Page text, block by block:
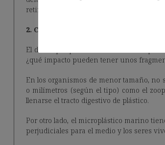
retirar el de menor tamaño.
2. Causa graves efectos sobre el
El daño que provocan las bolsas de
¿qué impacto pueden tener unos
En los organismos de menor tamaño,
o milímetros (según el tipo) como el
llenarse el tracto digestivo de plástico.
Por otro lado, el microplástico marino
perjudiciales para el medio y los seres